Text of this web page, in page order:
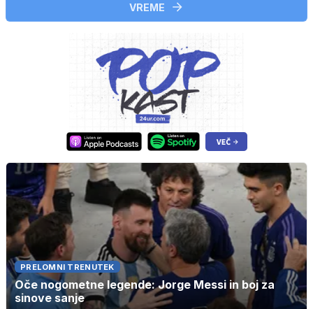
VREME
PRELOMNI TRENUTEK
Oče nogometne legende: Jorge Messi in boj za
sinove sanje